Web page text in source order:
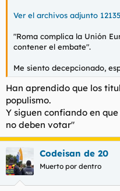
Ver el archivos adjunto
"Roma complica la Unión
contener el embate".
Me siento decepcionado,
Han aprendido que los
populismo.
Y siguen confiando en
no deben votar"
Codeisan de 20
Muerto por dentro